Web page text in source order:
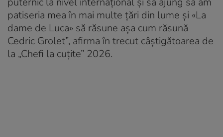
patiseria mea în mai multe țări din lume și «La
dame de Luca» să răsune așa cum răsună
Cedric Grolet”, afirma în trecut câștigătoarea de
la „Chefi la cuțite” 2026.